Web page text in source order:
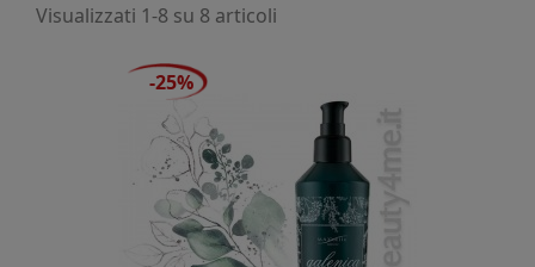
Visualizzati 1-8 su 8 articoli
-25%